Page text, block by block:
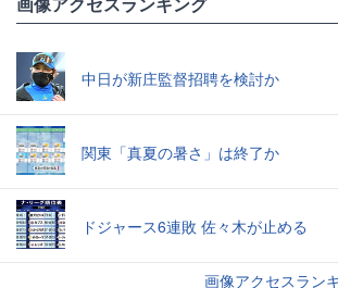
中日が新庄監督招聘を検討か
関東「真夏の暑さ」は終了か
ドジャース6連敗 佐々木が止める
画像アクセスラン